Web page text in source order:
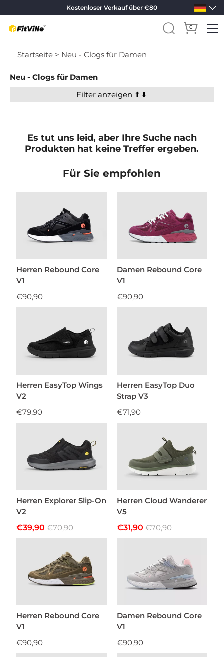
Kostenloser Verkauf über €80
0
Startseite > Neu - Clogs für Damen
Neu - Clogs für Damen
Filter anzeigen ⬆⬇
Es tut uns leid, aber Ihre Suche nach
Produkten hat keine Treffer ergeben.
Für Sie empfohlen
Herren Rebound Core
V1
€90,90
Damen Rebound Core
V1
€90,90
Herren EasyTop Wings
V2
€79,90
Herren EasyTop Duo
Strap V3
€71,90
Herren Explorer Slip-On
V2
€39,90 €70,90
Herren Cloud Wanderer
V5
€31,90 €70,90
Herren Rebound Core
V1
€90,90
Damen Rebound Core
V1
€90,90